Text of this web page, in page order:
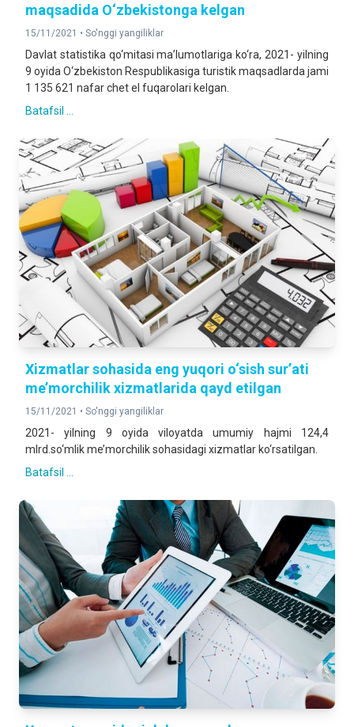
maqsadida O‘zbekistonga kelgan
15/11/2021 • So'nggi yangiliklar
Davlat statistika qo‘mitasi ma’lumotlariga ko‘ra, 2021- yilning
9 oyida O‘zbekiston Respublikasiga turistik maqsadlarda jami
1 135 621 nafar chet el fuqarolari kelgan.
Batafsil ...
Xizmatlar sohasida eng yuqori o‘sish sur’ati
me’morchilik xizmatlarida qayd etilgan
15/11/2021 • So'nggi yangiliklar
2021- yilning 9 oyida viloyatda umumiy hajmi 124,4
mlrd.so‘mlik me’morchilik sohasidagi xizmatlar ko‘rsatilgan.
Batafsil ...